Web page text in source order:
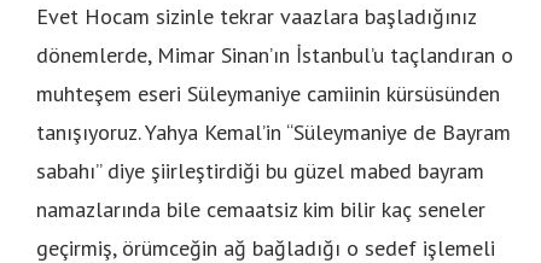
Evet Hocam sizinle tekrar vaazlara başladığınız
dönemlerde, Mimar Sinan’ın İstanbul’u taçlandıran o
muhteşem eseri Süleymaniye camiinin kürsüsünden
tanışıyoruz. Yahya Kemal’in “Süleymaniye de Bayram
sabahı” diye şiirleştirdiği bu güzel mabed bayram
namazlarında bile cemaatsiz kim bilir kaç seneler
geçirmiş, örümceğin ağ bağladığı o sedef işlemeli